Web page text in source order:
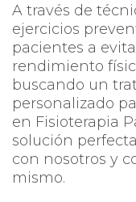
A través de
ejercicios
pacientes a
rendimiento
buscando un
personalizado
en Fisioterapia
solución
con nosotros y
mismo.